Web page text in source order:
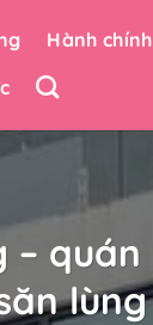
Hành chính
–